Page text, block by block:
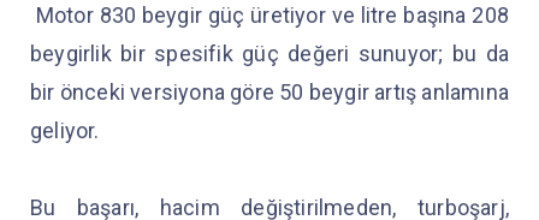
Motor 830 beygir güç üretiyor ve litre başına 208
beygirlik bir spesifik güç değeri sunuyor; bu da
bir önceki versiyona göre 50 beygir artış anlamına
geliyor.
Bu başarı, hacim değiştirilmeden, turboşarj,